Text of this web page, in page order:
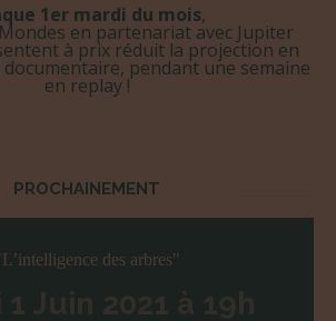
1er mardi du mois,
en partenariat avec Jupiter
à prix réduit la projection en
documentaire, pendant une semaine
en replay !
PROCHAINEMENT
des arbres"